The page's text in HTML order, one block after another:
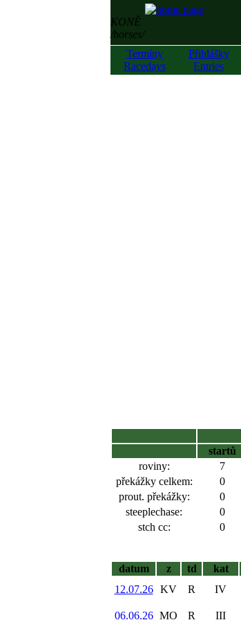
KONĚ
/horses/
Termíny
Racedays
Přihlášky
Entries
startů
roviny:
7
překážky celkem:
0
prout. překážky:
0
steeplechase:
0
stch cc:
0
datum
z td kat
12.07.26
KV R IV
06.06.26 MO R III